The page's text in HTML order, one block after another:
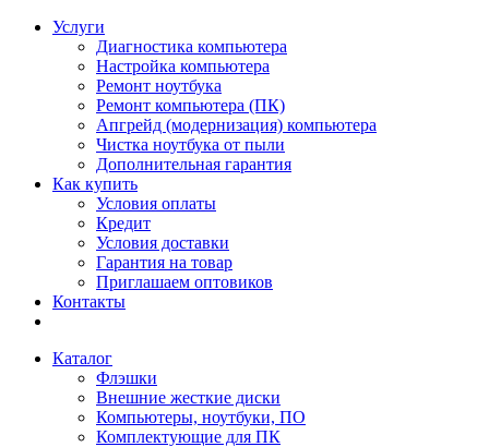
Услуги
Диагностика компьютера
Настройка компьютера
Ремонт ноутбука
Ремонт компьютера (ПК)
Апгрейд (модернизация) компьютера
Чистка ноутбука от пыли
Дополнительная гарантия
Как купить
Условия оплаты
Кредит
Условия доставки
Гарантия на товар
Приглашаем оптовиков
Контакты
Каталог
Флэшки
Внешние жесткие диски
Компьютеры, ноутбуки, ПО
Комплектующие для ПК